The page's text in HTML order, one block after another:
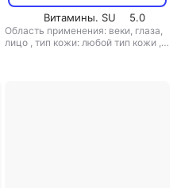
Витамины. SU
5.0
Область применения: веки, глаза,
лицо , тип кожи: любой тип кожи ,